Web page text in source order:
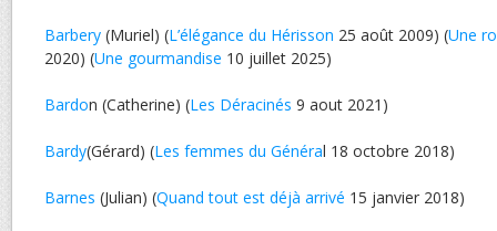
Barbery (Muriel) (L’élégance du Hérisson 25 août 2009) (Une
2020) (Une gourmandise 10 juillet 2025)
Bardon (Catherine) (Les Déracinés 9 aout 2021)
Bardy(Gérard) (Les femmes du Général 18 octobre 2018)
Barnes (Julian) (Quand tout est déjà arrivé 15 janvier 2018)